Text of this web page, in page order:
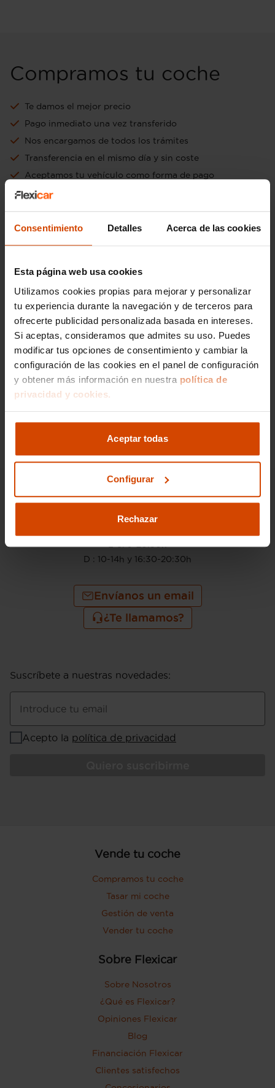
Consentimiento Detalles Acerca de las cookies
Esta página web usa cookies
Utilizamos cookies propias para mejorar y personalizar
tu experiencia durante la navegación y de terceros para
ofrecerte publicidad personalizada basada en intereses.
Si aceptas, consideramos que admites su uso. Puedes
modificar tus opciones de consentimiento y cambiar la
configuración de las cookies en el panel de configuración
y obtener más información en nuestra política de
privacidad y cookies.
Aceptar todas
Configurar
Rechazar
Compramos tu coche
Te damos el mejor precio
Pago inmediato una vez transferido
Nos encargamos de todos los trámites
Transferencia en el mismo día y sin coste
Aceptamos tu vehículo como forma de pago
Ir a tasación online gratuita
Si lo prefieres,
gestionamos la venta de
tu vehículo
Nos encargamos de todos los trámites
Reportaje fotográfico
Publicación en los principales portales
Ir a gestión de venta
L-S: 9-20:30h
D : 10-14h y 16:30-20:30h
Envíanos un email
¿Te llamamos?
Suscríbete a nuestras novedades:
Introduce tu email
Acepto la política de privacidad
Vende tu coche
Compramos tu coche
Tasar mi coche
Gestión de venta
Vender tu coche
Sobre Flexicar
Sobre Nosotros
¿Qué es Flexicar?
Opiniones Flexicar
Blog
Financiación Flexicar
Clientes satisfechos